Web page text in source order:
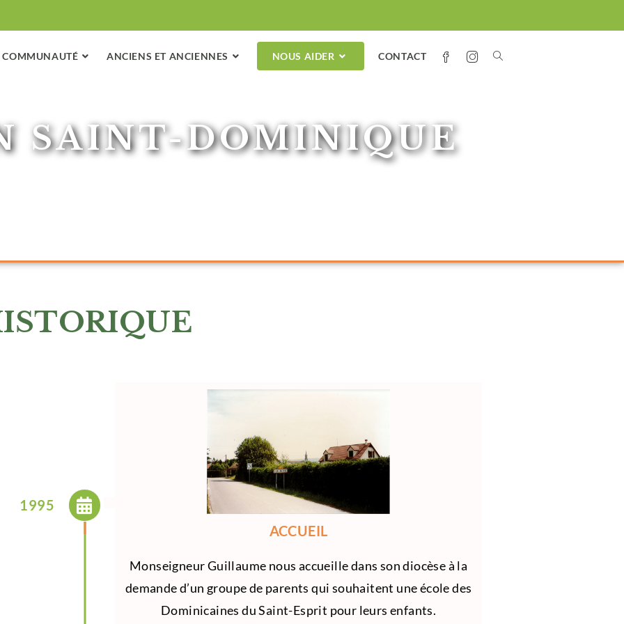
COMMUNAUTÉ ANCIENS ET ANCIENNES NOUS AIDER CONTACT
SAINT-DOMINIQUE
1995
ACCUEIL
Monseigneur Guillaume nous accueille dans son diocèse à la
demande d’un groupe de parents qui souhaitent une école des
Dominicaines du Saint-Esprit pour leurs enfants.